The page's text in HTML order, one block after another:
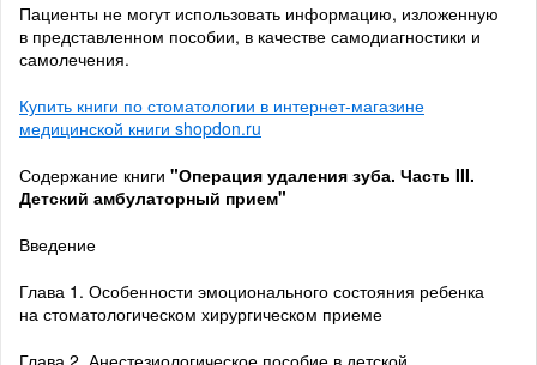
Пациенты не могут использовать информацию, изложенную
в представленном пособии, в качестве самодиагностики и
самолечения.
Купить книги по стоматологии в интернет-магазине
медицинской книги shopdon.ru
Содержание книги "Операция удаления зуба. Часть III.
Детский амбулаторный прием"
Введение
Глава 1. Особенности эмоционального состояния ребенка
на стоматологическом хирургическом приеме